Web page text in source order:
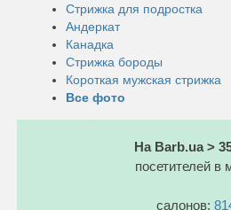
Стрижка для подростка
Андеркат
Канадка
Стрижка бороды
Короткая мужская стрижка
Все фото
На Barb.ua >
посетителей в
салонов: